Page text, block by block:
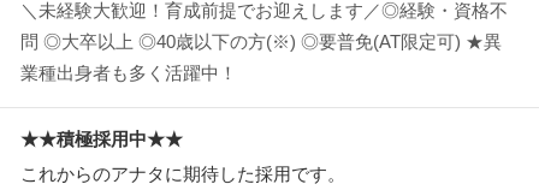
＼未経験大歓迎！育成前提でお迎えします／◎経験・資格不
問 ◎大卒以上 ◎40歳以下の方(※) ◎要普免(AT限定可) ★異
業種出身者も多く活躍中！
★★積極採用中★★
これからのアナタに期待した採用です。